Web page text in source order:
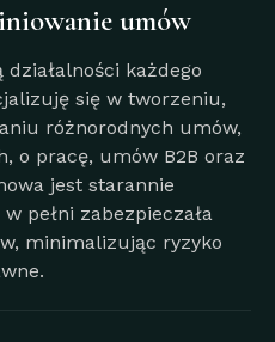
umów
każdego
się w tworzeniu,
różnorodnych umów,
o pracę, umów B2B oraz
jest starannie
pełni zabezpieczała
minimalizując ryzyko